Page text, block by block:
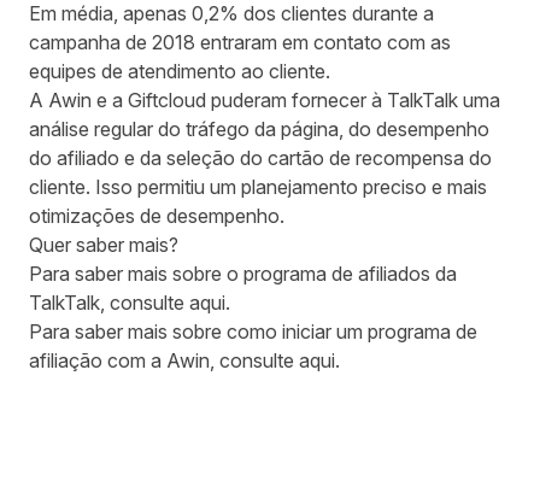
Em média, apenas 0,2% dos clientes durante a
campanha de 2018 entraram em contato com as
equipes de atendimento ao cliente.
A Awin e a Giftcloud puderam fornecer à TalkTalk uma
análise regular do tráfego da página, do desempenho
do afiliado e da seleção do cartão de recompensa do
cliente. Isso permitiu um planejamento preciso e mais
otimizações de desempenho.
Quer saber mais?
Para saber mais sobre o programa de afiliados da
TalkTalk, consulte aqui.
Para saber mais sobre como iniciar um programa de
afiliação com a Awin, consulte aqui.